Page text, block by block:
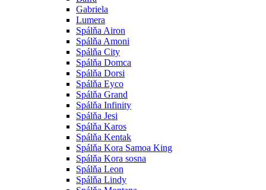
Gabriela
Lumera
Spálňa Airon
Spálňa Amoni
Spálňa City
Spálňa Domca
Spálňa Dorsi
Spálňa Eyco
Spálňa Grand
Spálňa Infinity
Spálňa Jesi
Spálňa Karos
Spálňa Kentak
Spálňa Kora Samoa King
Spálňa Kora sosna
Spálňa Leon
Spálňa Lindy